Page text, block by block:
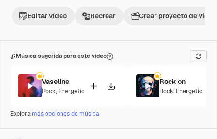
Editar vídeo Recrear Crear proyecto de vídeo
Música sugerida para este vídeo
Vaseline
Rock, Energetic
Rock on
Rock, Energetic
Explora más opciones de música